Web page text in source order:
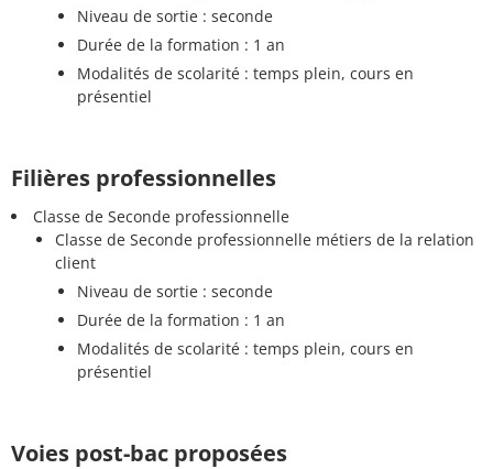
Niveau de sortie : seconde
Durée de la formation : 1 an
Modalités de scolarité : temps plein, cours en
présentiel
Filières professionnelles
Classe de Seconde professionnelle
Classe de Seconde professionnelle métiers de la relation
client
Niveau de sortie : seconde
Durée de la formation : 1 an
Modalités de scolarité : temps plein, cours en
présentiel
Voies post-bac proposées